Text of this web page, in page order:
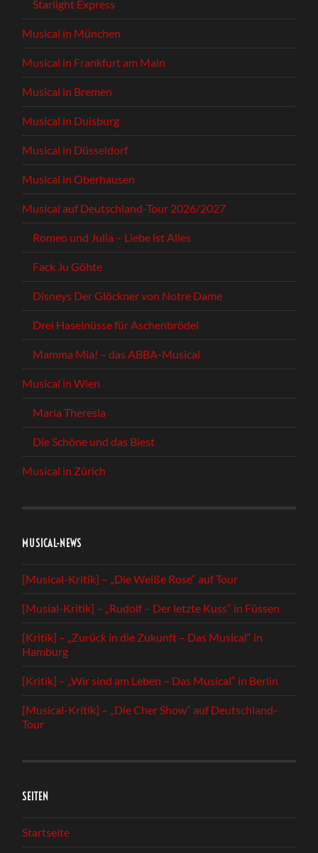
Starlight Express
Musical in München
Musical in Frankfurt am Main
Musical in Bremen
Musical in Duisburg
Musical in Düsseldorf
Musical in Oberhausen
Musical auf Deutschland-Tour 2026/2027
Romeo und Julia – Liebe ist Alles
Fack Ju Göhte
Disneys Der Glöckner von Notre Dame
Drei Haselnüsse für Aschenbrödel
Mamma Mia! – das ABBA-Musical
Musical in Wien
Maria Theresia
Die Schöne und das Biest
Musical in Zürich
MUSICAL-NEWS
[Musical-Kritik] – „Die Weiße Rose“ auf Tour
[Musial-Kritik] – „Rudolf – Der letzte Kuss“ in Füssen
[Kritik] – „Zurück in die Zukunft – Das Musical“ in
Hamburg
[Kritik] – „Wir sind am Leben – Das Musical“ in Berlin
[Musical-Kritik] – „Die Cher Show“ auf Deutschland-
Tour
SEITEN
Startseite